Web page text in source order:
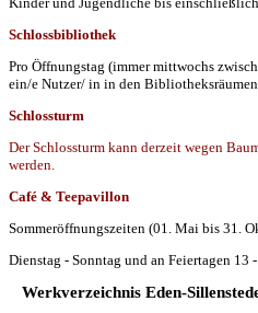
Schlossbibliothek
Pro Öffnungstag (immer mittwochs
ein/e Nutzer/ in in den
Schlossturm
Der Schlossturm kann derzeit wegen
werden.
Café & Teepavillon
Sommeröffnungszeiten (01. Mai bis 31.
Dienstag - Sonntag und an Feiertagen 13
Werkverzeichnis Eden-